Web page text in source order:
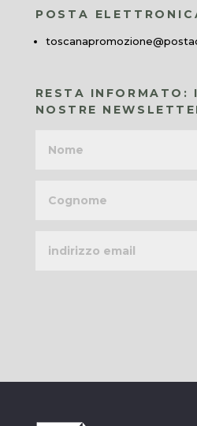
POSTA
RESTA INFORMATO:
NOSTRE
email